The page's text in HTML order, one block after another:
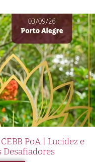
PoA | Lucidez e
Desafiadores